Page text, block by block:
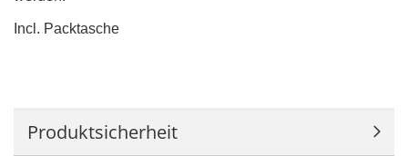
Incl. Packtasche
Produktsicherheit